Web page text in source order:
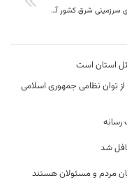
ظرفیت‌های سرزمینی شرق کشور آن‌گونه که باید به کار گرفته نشده‌اند
استان است
توان نظامی جمهوری اسلامی
رسانه
شد
مردم و مسئولان هستند